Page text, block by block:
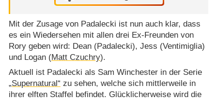
Mit der Zusage von Padalecki ist nun auch klar, dass
es ein Wiedersehen mit allen drei Ex-Freunden von
Rory geben wird: Dean (Padalecki), Jess (Ventimiglia)
und Logan (Matt Czuchry).
Aktuell ist Padalecki als Sam Winchester in der Serie
„Supernatural“ zu sehen, welche sich mittlerweile in
ihrer elften Staffel befindet. Glücklicherweise wird die